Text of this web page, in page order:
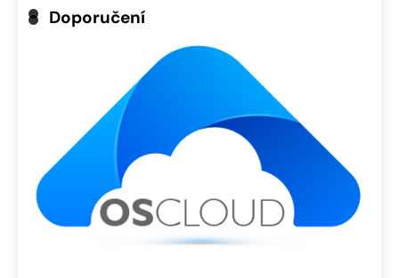
Doporučení